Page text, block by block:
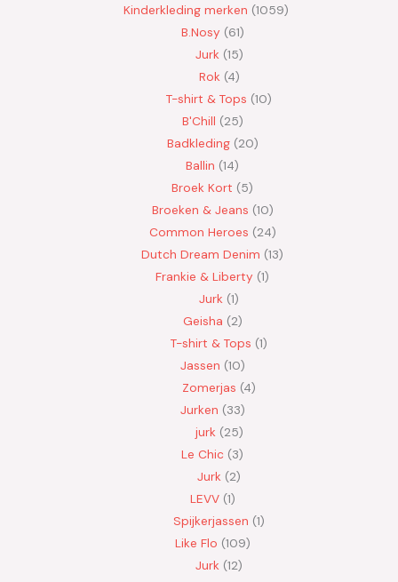
Kinderkleding merken 1059
B.Nosy 61
Jurk 15
Rok 4
T-shirt & Tops 10
B'Chill 25
Badkleding 20
Ballin 14
Broek Kort 5
Broeken & Jeans 10
Common Heroes 24
Dutch Dream Denim 13
Frankie & Liberty 1
Jurk 1
Geisha 2
T-shirt & Tops 1
Jassen 10
Zomerjas 4
Jurken 33
jurk 25
Le Chic 3
Jurk 2
LEVV 1
Spijkerjassen 1
Like Flo 109
Jurk 12